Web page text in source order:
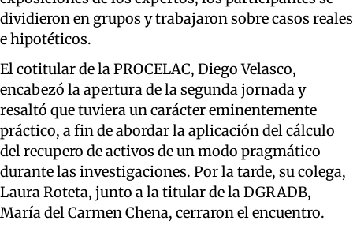
dividieron en grupos y trabajaron sobre casos reales
e hipotéticos.
El cotitular de la PROCELAC, Diego Velasco,
encabezó la apertura de la segunda jornada y
resaltó que tuviera un carácter eminentemente
práctico, a fin de abordar la aplicación del cálculo
del recupero de activos de un modo pragmático
durante las investigaciones. Por la tarde, su colega,
Laura Roteta, junto a la titular de la DGRADB,
María del Carmen Chena, cerraron el encuentro.